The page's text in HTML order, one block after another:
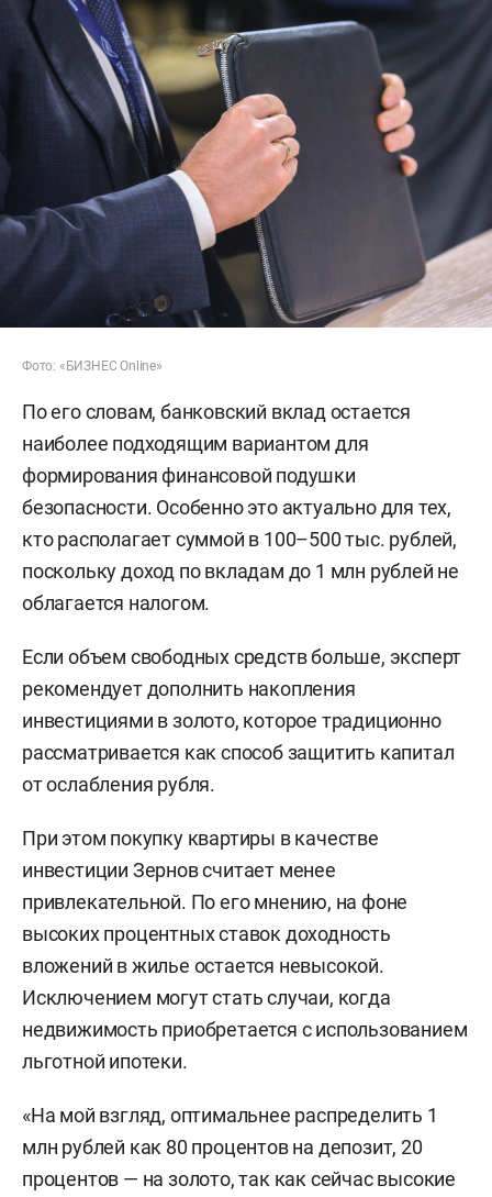
Фото: «БИЗНЕС Online»
По его словам, банковский вклад остается
наиболее подходящим вариантом для
формирования финансовой подушки
безопасности. Особенно это актуально для тех,
кто располагает суммой в 100–500 тыс. рублей,
поскольку доход по вкладам до 1 млн рублей не
облагается налогом.
Если объем свободных средств больше, эксперт
рекомендует дополнить накопления
инвестициями в золото, которое традиционно
рассматривается как способ защитить капитал
от ослабления рубля.
При этом покупку квартиры в качестве
инвестиции Зернов считает менее
привлекательной. По его мнению, на фоне
высоких процентных ставок доходность
вложений в жилье остается невысокой.
Исключением могут стать случаи, когда
недвижимость приобретается с использованием
льготной ипотеки.
«На мой взгляд, оптимальнее распределить 1
млн рублей как 80 процентов на депозит, 20
процентов — на золото, так как сейчас высокие